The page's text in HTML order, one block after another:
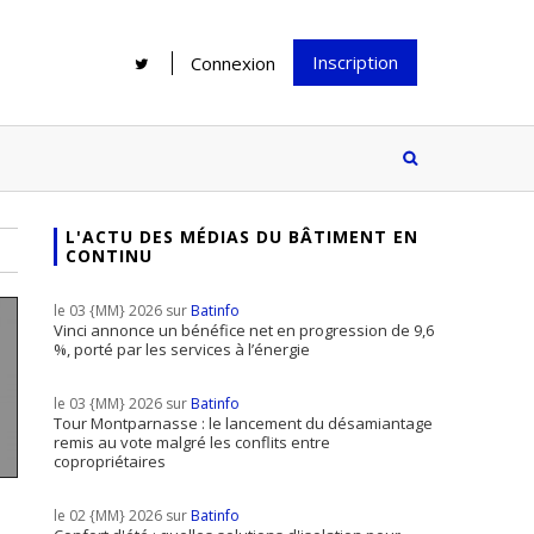
Connexion Inscription
idée mais...
Le print sous toutes ses formes a-t-
il encore sa place dans un monde
Rénover une salle de bains : gagner
supports
inscrire
à notre
?
L'ACTU DES MÉDIAS DU BÂTIMENT EN
CONTINU
le 03 {MM} 2026 surBatinfo
Vinci annonce un bénéfice net en progression de 9,6
%, porté par les services à l’énergie
le 03 {MM} 2026 surBatinfo
Tour Montparnasse : le lancement du désamiantage
remis au vote malgré les conflits entre
copropriétaires
le 02 {MM} 2026 surBatinfo